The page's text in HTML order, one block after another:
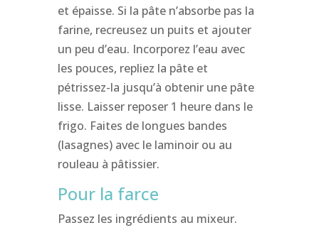
et épaisse. Si la pâte n’absorbe pas la
farine, recreusez un puits et ajouter
un peu d’eau. Incorporez l’eau avec
les pouces, repliez la pâte et
pétrissez-la jusqu’à obtenir une pâte
lisse. Laisser reposer 1 heure dans le
frigo. Faites de longues bandes
(lasagnes) avec le laminoir ou au
rouleau à pâtissier.
Pour la farce
Passez les ingrédients au mixeur.